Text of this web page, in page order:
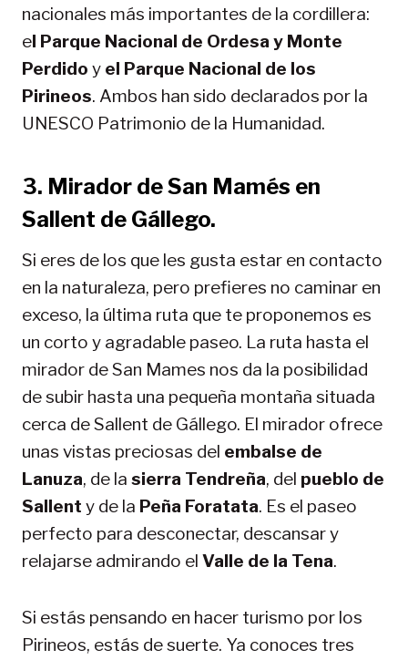
nacionales más importantes de la cordillera:
el Parque Nacional de Ordesa y Monte
Perdido y el Parque Nacional de los
Pirineos. Ambos han sido declarados por la
UNESCO Patrimonio de la Humanidad.
3. Mirador de San Mamés en
Sallent de Gállego.
Si eres de los que les gusta estar en contacto
en la naturaleza, pero prefieres no caminar en
exceso, la última ruta que te proponemos es
un corto y agradable paseo. La ruta hasta el
mirador de San Mames nos da la posibilidad
de subir hasta una pequeña montaña situada
cerca de Sallent de Gállego. El mirador ofrece
unas vistas preciosas del embalse de
Lanuza, de la sierra Tendreña, del pueblo de
Sallent y de la Peña Foratata. Es el paseo
perfecto para desconectar, descansar y
relajarse admirando el Valle de la Tena.
Si estás pensando en hacer turismo por los
Pirineos, estás de suerte. Ya conoces tres